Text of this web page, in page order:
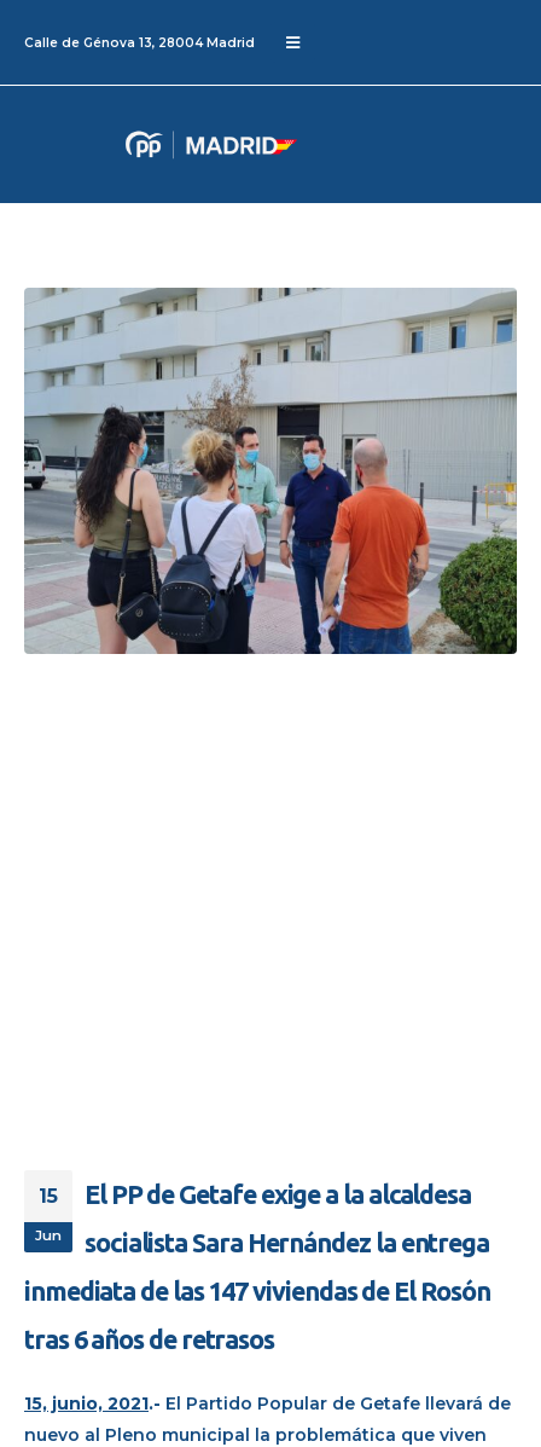
Calle de Génova 13, 28004 Madrid
15
Jun
El PP de Getafe exige a la alcaldesa
socialista Sara Hernández la entrega
inmediata de las 147 viviendas de El Rosón
tras 6 años de retrasos
15, junio, 2021.- El Partido Popular de Getafe llevará de
nuevo al Pleno municipal la problemática que viven